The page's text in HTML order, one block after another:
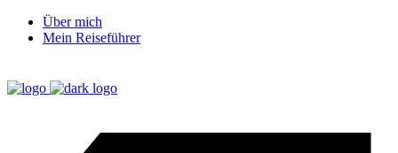
Über mich
Mein Reiseführer